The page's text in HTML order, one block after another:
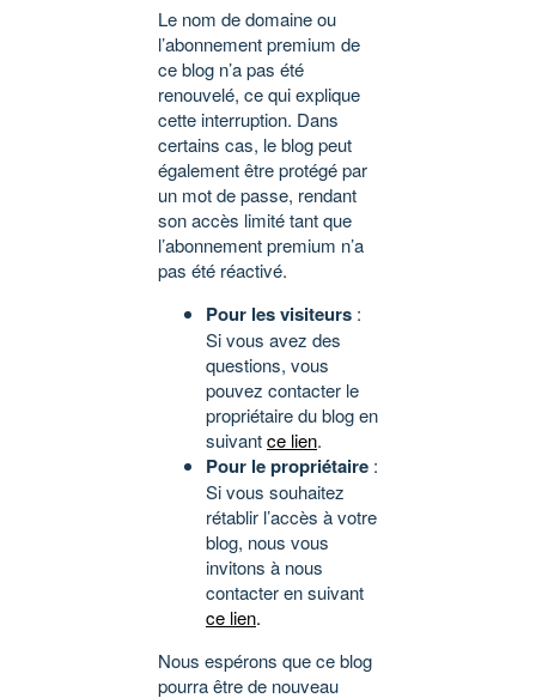
Le nom de domaine ou
l’abonnement premium de
ce blog n’a pas été
renouvelé, ce qui explique
cette interruption. Dans
certains cas, le blog peut
également être protégé par
un mot de passe, rendant
son accès limité tant que
l’abonnement premium n’a
pas été réactivé.
Pour les visiteurs :
Si vous avez des
questions, vous
pouvez contacter le
propriétaire du blog en
suivantce lien.
Pour le propriétaire :
Si vous souhaitez
rétablir l’accès à votre
blog, nous vous
invitons à nous
contacter en suivant
ce lien.
Nous espérons que ce blog
pourra être de nouveau